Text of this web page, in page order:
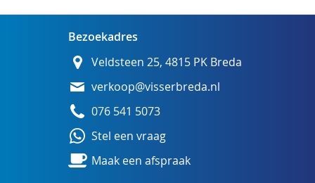
Bezoekadres
Veldsteen 25, 4815 PK Breda
verkoop@visserbreda.nl
076 541 5073
Stel een vraag
Maak een afspraak